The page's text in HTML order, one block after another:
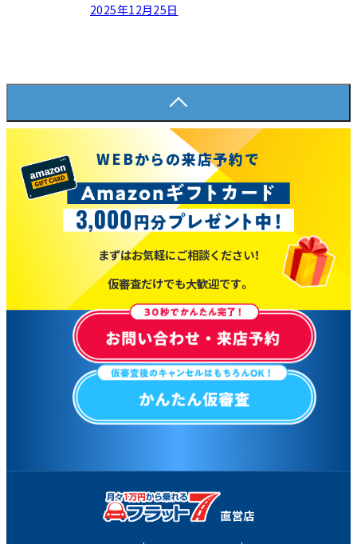
2025年12月25日
WEBからの来店予約で
まずはお気軽にご相談ください！
仮審査だけでも大歓迎です。